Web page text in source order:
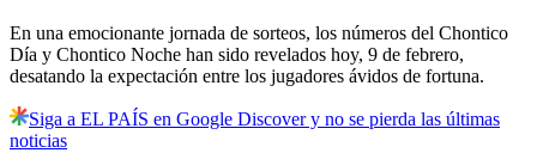
En una emocionante jornada de sorteos, los números del Chontico
Día y Chontico Noche han sido revelados hoy, 9 de febrero,
desatando la expectación entre los jugadores ávidos de fortuna.
Siga a EL PAÍS en Google Discover y no se pierda las últimas
noticias